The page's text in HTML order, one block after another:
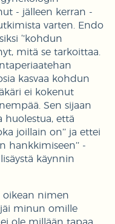
- jälleen kerran -
varten. Endo
‘’kohdun
mitä se tarkoittaa.
kasvaa kohdun
ei kokenut
Sen sijaan
huolestua, että
joillain on’’ ja ettei
hankkimiseen’’ -
käynnin
oikean nimen
minun omille